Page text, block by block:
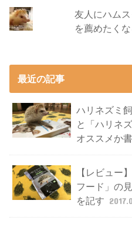
友人にハム
を薦めたく
最近の記事
ハリネズミ
と「ハリネ
オススメか
【レビュー
フード」の
を記す